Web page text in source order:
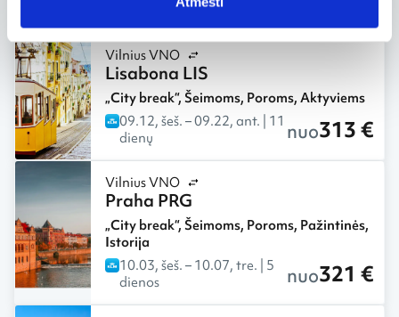
09.05, šeš.
Vilnius VNO
Lisabona LIS
„City break“, Šeimoms, Poroms, Aktyviems
09.12, šeš. – 09.22, ant. | 11
dienų
nuo313 €
Vilnius VNO
Praha PRG
„City break“, Šeimoms, Poroms, Pažintinės,
Istorija
10.03, šeš. – 10.07, tre. | 5
dienos
nuo321 €